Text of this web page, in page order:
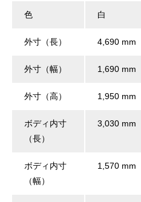
色 白
外寸（長） 4,690 mm
外寸（幅） 1,690 mm
外寸（高） 1,950 mm
ボディ内寸
（長）
3,030 mm
ボディ内寸
（幅）
1,570 mm